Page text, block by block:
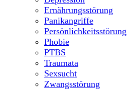
Ernährungsstörung
Panikangriffe
Persönlichkeitsstörung
Phobie
PTBS
Traumata
Sexsucht
Zwangsstörung